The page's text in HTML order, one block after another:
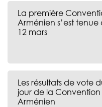
La première
Arménien s’est tenue
12 mars
Les résultats de vote
jour de la Convention
Arménien